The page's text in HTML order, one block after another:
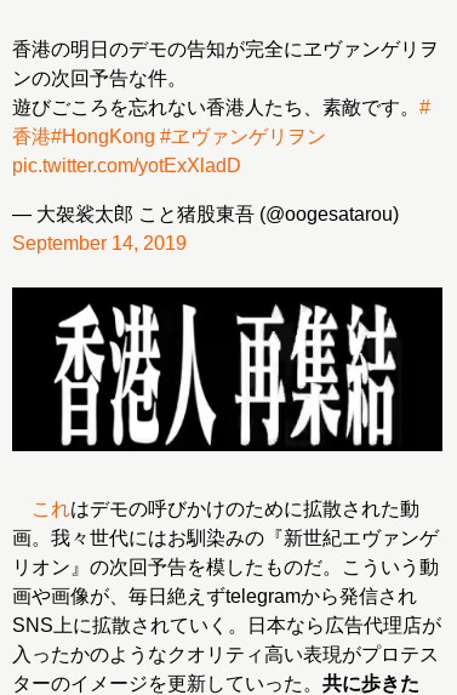
香港の明日のデモの告知が完全にヱヴァンゲリヲ
ンの次回予告な件。
遊びごころを忘れない香港人たち、素敵です。 #
香港#HongKong #ヱヴァンゲリヲン
pic.twitter.com/yotExXladD
— 大袈裟太郎 こと猪股東吾 (@oogesatarou)
September 14, 2019
これはデモの呼びかけのために拡散された動
画。我々世代にはお馴染みの『新世紀エヴァンゲ
リオン』の次回予告を模したものだ。こういう動
画や画像が、毎日絶えずtelegramから発信され
SNS上に拡散されていく。日本なら広告代理店が
入ったかのようなクオリティ高い表現がプロテス
ターのイメージを更新していった。 共に歩きた